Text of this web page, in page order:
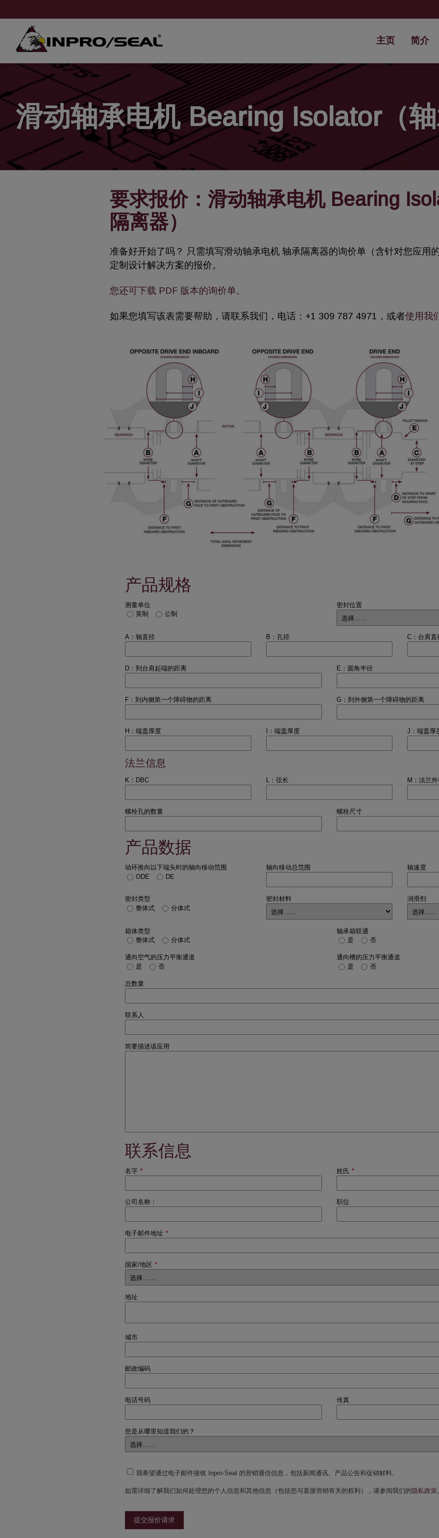
主页 简介
滑动轴承电机 Bearing Isolator（
要求报价：滑动轴承电机 Bearing
隔离器）
准备好开始了吗？ 只需填写滑动轴承电机 轴承隔离器的询价单（含针对您应用
定制设计解决方案的报价。
您还可下载 PDF 版本的询价单。
如果您填写该表需要帮助，请联系我们，电话：+1 309 787 4971，或者使用我
产品规格
测量单位
英制
公制
密封位置
A：轴直径 B：孔径 C：台肩直
D：到台肩起端的距离 E：圆角半径
F：到内侧第一个障碍物的距离 G：到外侧第一个障碍物的距离
H：端盖厚度 I：端盖厚度 J：端盖厚
法兰信息
K：DBC L：弦长 M：法兰
螺栓孔的数量 螺栓尺寸
产品数据
动环推向以下端头时的轴向移动范围
ODE
DE
轴向移动总范围 轴速度
密封类型
整体式
分体式
密封材料 润滑剂
箱体类型
整体式
分体式
轴承箱联通
是
否
通向空气的压力平衡通道
是
否
通向槽的压力平衡通道
是
否
总数量
联系人
简要描述该应用
联系信息
*
名字 *
姓氏
公司名称： 职位
*
电子邮件地址
*
国家/地区
地址
城市
邮政编码
电话号码 传真
您是从哪里知道我们的？
我希望通过电子邮件接收 Inpro-Seal 的营销通信信息，包括新闻通讯、产品公告和促销材料。
如需详细了解我们如何处理您的个人信息和其他信息（包括您与直接营销有关的权利），请参阅我们的隐私政策
提交报价请求